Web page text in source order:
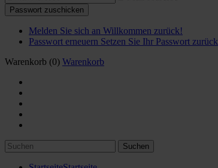
Passwort zuschicken
Melden Sie sich an Willkommen zurück!
Passwort erneuern Setzen Sie Ihr Passwort zurück
Warenkorb (0) Warenkorb
Suchen